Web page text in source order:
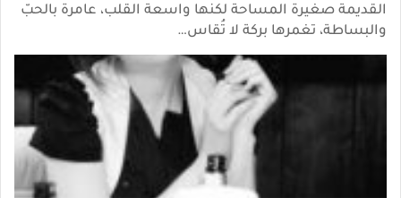
القديمة صغيرة المساحة لكنها واسعة القلب، عامرة بالحبّ
والبساطة، تغمرها بركة لا تُقاس…